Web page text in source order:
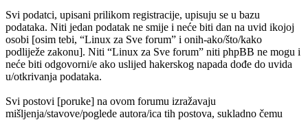
Svi podatci, upisani prilikom registracije, upisuju se u bazu
podataka. Niti jedan podatak ne smije i neće biti dan na uvid ikojoj
osobi [osim tebi, “Linux za Sve forum” i onih-ako/što/kako
podliježe zakonu]. Niti “Linux za Sve forum” niti phpBB ne mogu i
neće biti odgovorni/e ako uslijed hakerskog napada dođe do uvida
u/otkrivanja podataka.
Svi postovi [poruke] na ovom forumu izražavaju
mišljenja/stavove/poglede autora/ica tih postova, sukladno čemu